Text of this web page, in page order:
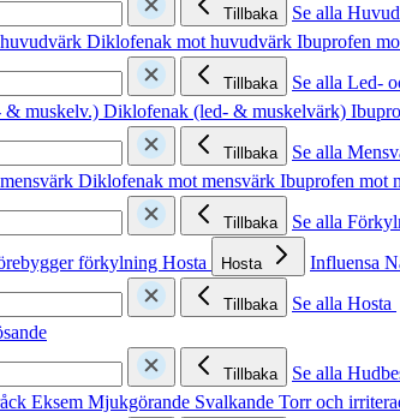
Tillbaka
Se alla
Diklofenak mot huvudvärk Ibuprofen
Tillbaka
Se alla Led-
& muskelv.) Diklofenak (led- & muskelvärk)
Tillbaka
Se alla
Diklofenak mot mensvärk Ibuprofen mot
Tillbaka
Se alla
förkylning Hosta Hosta Influensa
Tillbaka
Se alla Hosta
Tillbaka
Se alla
Eksem Mjukgörande Svalkande Torr och